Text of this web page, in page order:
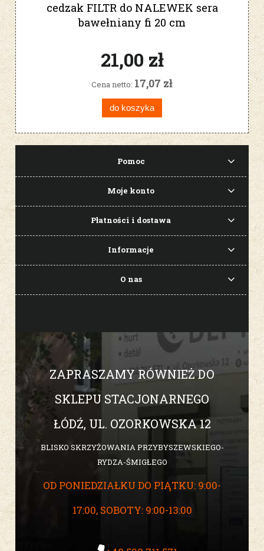
cedzak FILTR do NALEWEK sera
bawełniany fi 20 cm
21,00 zł
Cena netto: 17,07 zł
do koszyka
Pomoc
Moje konto
Płatności i dostawa
Informacje
O nas
ZAPRASZAMY RÓWNIEŻ DO
SKLEPU STACJONARNEGO
ŁÓDŹ, UL. OZORKOWSKA 12
BLISKO SKRZYŻOWANIA PRZYBYSZEWSKIEGO-
RYDZA-ŚMIGŁEGO
OD PONIEDZIAŁKU DO PIĄTKU: 9:00-
17:00, SOBOTY: 9:00-13:00